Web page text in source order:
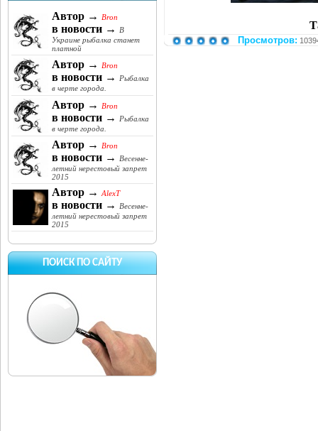
Автор → Bron
в новости →
В
Украине рыбалка станет
платной
Автор → Bron
в новости →
Рыбалка
в черте города.
Автор → Bron
в новости →
Рыбалка
в черте города.
Автор → Bron
в новости →
Весенне-
летний нерестовый запрет
2015
Автор → AlexT
в новости →
Весенне-
летний нерестовый запрет
2015
ПОИСК ПО САЙТУ
Просмотров: